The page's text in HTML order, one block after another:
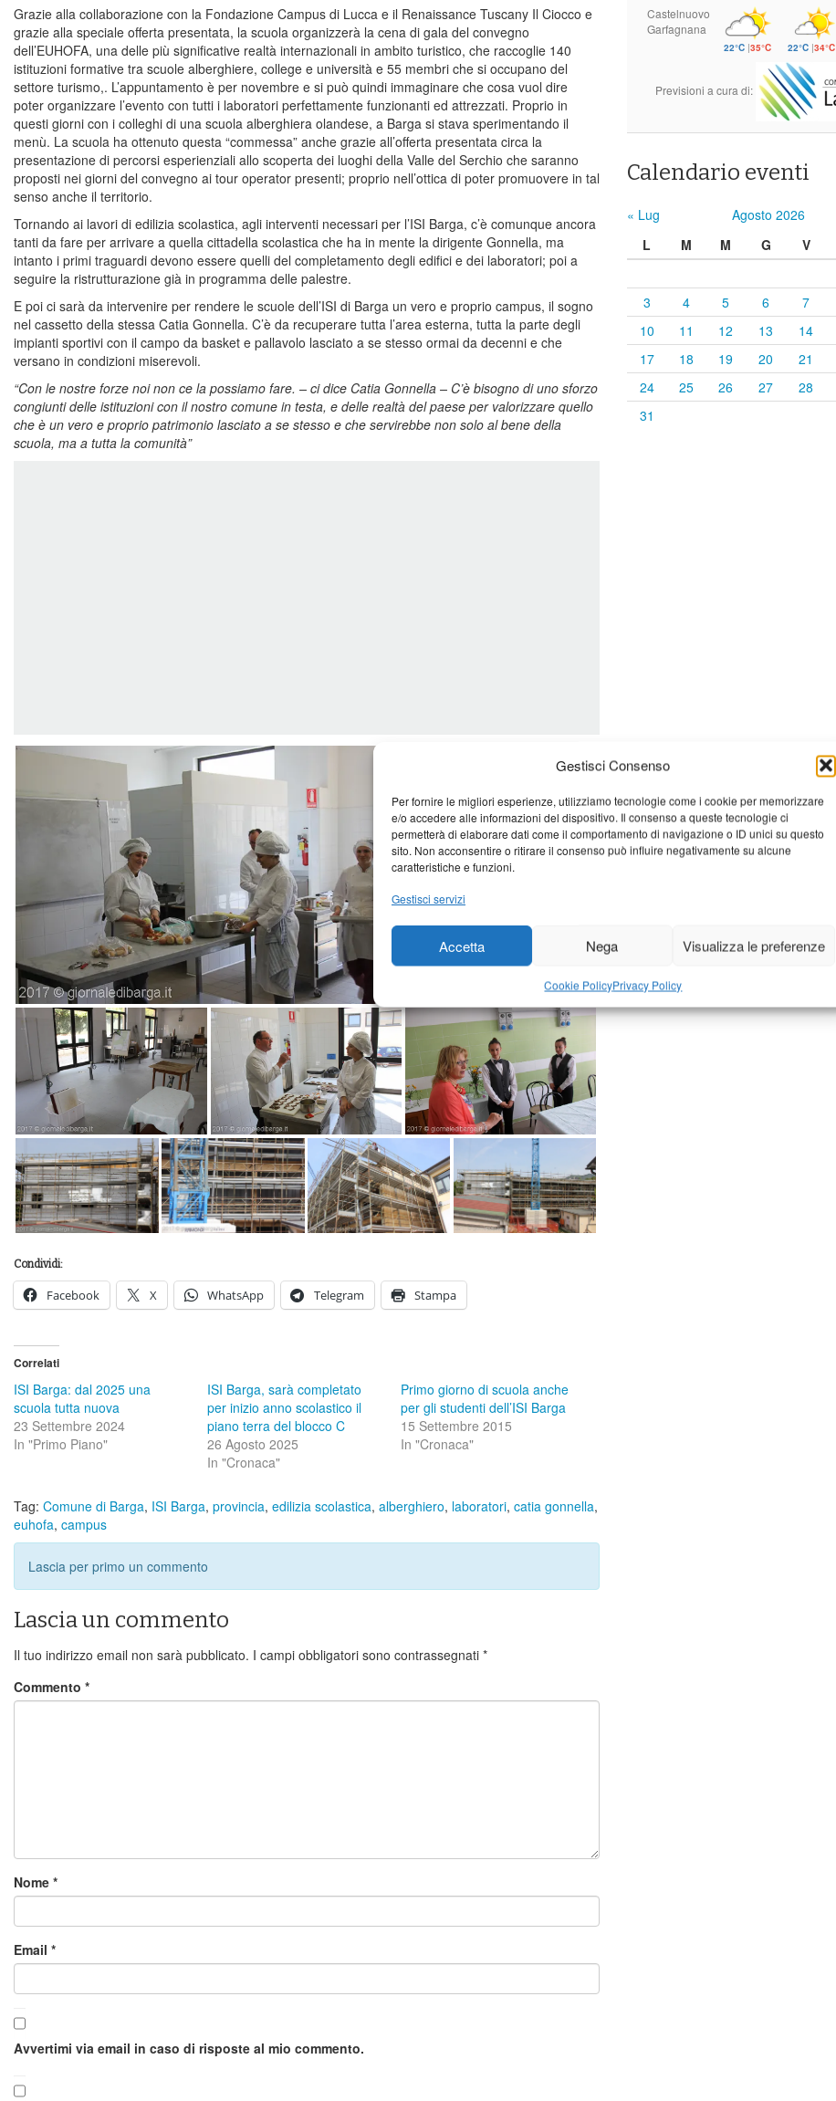
Gestisci Consenso
Per fornire le migliori esperienze, utilizziamo tecnologie come i cookie per memorizzare
e/o accedere alle informazioni del dispositivo. Il consenso a queste tecnologie ci
permetterà di elaborare dati come il comportamento di navigazione o ID unici su questo
sito. Non acconsentire o ritirare il consenso può influire negativamente su alcune
caratteristiche e funzioni.
Gestisci servizi
Accetta Nega Visualizza le preferenze
Cookie PolicyPrivacy Policy
Grazie alla collaborazione con la Fondazione Campus di Lucca e il Renaissance Tuscany Il Ciocco e
grazie alla speciale offerta presentata, la scuola organizzerà la cena di gala del convegno
dell’EUHOFA, una delle più significative realtà internazionali in ambito turistico, che raccoglie 140
istituzioni formative tra scuole alberghiere, college e università e 55 membri che si occupano del
settore turismo,. L’appuntamento è per novembre e si può quindi immaginare che cosa vuol dire
poter organizzare l’evento con tutti i laboratori perfettamente funzionanti ed attrezzati. Proprio in
questi giorni con i colleghi di una scuola alberghiera olandese, a Barga si stava sperimentando il
menù. La scuola ha ottenuto questa “commessa” anche grazie all’offerta presentata circa la
presentazione di percorsi esperienziali allo scoperta dei luoghi della Valle del Serchio che saranno
proposti nei giorni del convegno ai tour operator presenti; proprio nell’ottica di poter promuovere in tal
senso anche il territorio.
Tornando ai lavori di edilizia scolastica, agli interventi necessari per l’ISI Barga, c’è comunque ancora
tanti da fare per arrivare a quella cittadella scolastica che ha in mente la dirigente Gonnella, ma
intanto i primi traguardi devono essere quelli del completamento degli edifici e dei laboratori; poi a
seguire la ristrutturazione già in programma delle palestre.
E poi ci sarà da intervenire per rendere le scuole dell’ISI di Barga un vero e proprio campus, il sogno
nel cassetto della stessa Catia Gonnella. C’è da recuperare tutta l’area esterna, tutta la parte degli
impianti sportivi con il campo da basket e pallavolo lasciato a se stesso ormai da decenni e che
versano in condizioni miserevoli.
“Con le nostre forze noi non ce la possiamo fare. – ci dice Catia Gonnella – C’è bisogno di uno sforzo
congiunti delle istituzioni con il nostro comune in testa, e delle realtà del paese per valorizzare quello
che è un vero e proprio patrimonio lasciato a se stesso e che servirebbe non solo al bene della
scuola, ma a tutta la comunità”
Condividi:
Facebook X WhatsApp Telegram Stampa
Correlati
ISI Barga: dal 2025 una
scuola tutta nuova
23 Settembre 2024
In "Primo Piano"
ISI Barga, sarà completato
per inizio anno scolastico il
piano terra del blocco C
26 Agosto 2025
In "Cronaca"
Primo giorno di scuola anche
per gli studenti dell’ISI Barga
15 Settembre 2015
In "Cronaca"
Tag: Comune di Barga, ISI Barga, provincia, edilizia scolastica, alberghiero, laboratori, catia gonnella,
euhofa, campus
Lascia per primo un commento
Lascia un commento
Il tuo indirizzo email non sarà pubblicato. I campi obbligatori sono contrassegnati *
Commento *
Nome *
Email *
Avvertimi via email in caso di risposte al mio commento.
Castelnuovo
Garfagnana
22°C |35°C 22°C |34°C
Previsioni a cura di:
Calendario eventi
« Lug Agosto 2026
L
M M G V
3
4 5 6 7
10
11 12 13 14
17
18 19 20 21
24
25 26 27 28
31